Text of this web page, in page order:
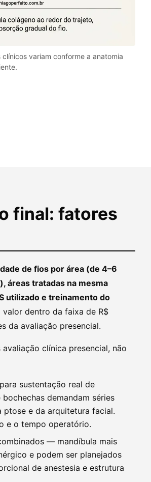
variam conforme a anatomia
final: fatores
de fios por área (de 4–6
áreas tratadas na mesma
utilizado e treinamento do
valor dentro da faixa de R$
da avaliação presencial.
clínica presencial, não
sustentação real de
demandam séries
e da arquitetura facial.
e o tempo operatório.
— mandíbula mais
e podem ser planejados
de anestesia e estrutura